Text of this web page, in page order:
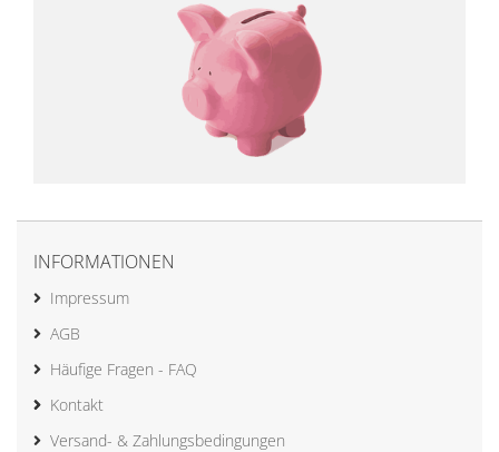
INFORMATIONEN
Impressum
AGB
Häufige Fragen - FAQ
Kontakt
Versand- & Zahlungsbedingungen